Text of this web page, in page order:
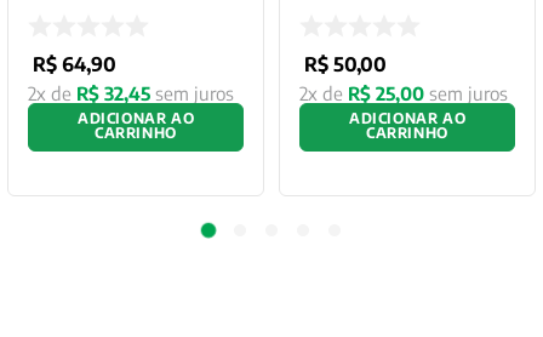
R$ 64,90
2x de R$ 32,45 sem juros
ADICIONAR AO
CARRINHO
R$ 50,00
2x de R$ 25,00 sem juros
ADICIONAR AO
CARRINHO